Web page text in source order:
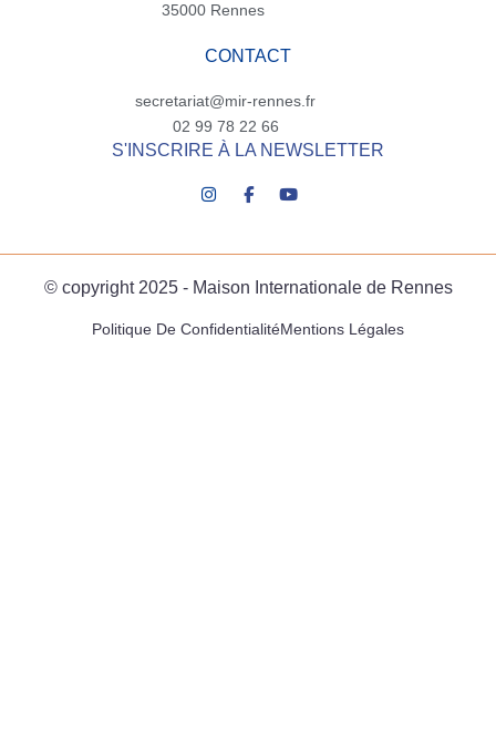
35000 Rennes
CONTACT
secretariat@mir-rennes.fr
02 99 78 22 66
S'INSCRIRE À LA NEWSLETTER
© copyright 2025 - Maison Internationale de Rennes
Politique De ConfidentialitéMentions Légales